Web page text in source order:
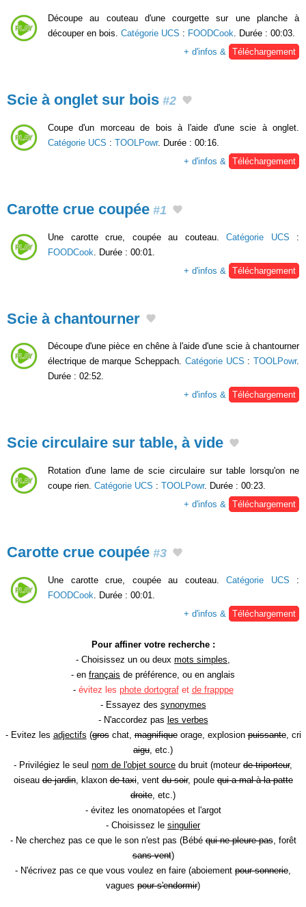
Découpe au couteau d'une courgette sur une planche à
découper en bois. Catégorie UCS : FOODCook. Durée : 00:03.
+ d'infos & Téléchargement
Scie à onglet sur bois #2
Coupe d'un morceau de bois à l'aide d'une scie à onglet.
Catégorie UCS : TOOLPowr. Durée : 00:16.
+ d'infos &
Téléchargement
Carotte crue coupée #1
Une carotte crue, coupée au couteau. Catégorie UCS :
FOODCook . Durée : 00:01.
+ d'infos &
Téléchargement
Scie à chantourner
Découpe d'une pièce en chêne à l'aide d'une scie à chantourner
électrique de marque Scheppach. Catégorie UCS :TOOLPowr.
Durée : 02:52.
+ d'infos & Téléchargement
Scie circulaire sur table, à vide
Rotation d'une lame de scie circulaire sur table lorsqu'on ne
coupe rien. Catégorie UCS : TOOLPowr. Durée : 00:23.
+ d'infos &
Téléchargement
Carotte crue coupée #3
Une carotte crue, coupée au couteau. Catégorie UCS :
FOODCook . Durée : 00:01.
+ d'infos &
Téléchargement
Pour affiner votre recherche :
- Choisissez un ou deux mots simples
- en français de préférence, ou en anglais
- évitez les phote dortografet de frapppe
- Essayez des synonymes
- N'accordez pas les verbes
- Evitez les adjectifs (groschat,magnifiqueorage, explosionpuissante, cri
aigu , etc.)
- Privilégiez le seul nom de l'objet source du bruit (moteur de triporteur,
oiseaude jardin, klaxonde taxi, ventdu soir, poulequi a mal à la patte
droite , etc.)
- évitez les onomatopées et l'argot
- Choisissez le singulier
- Ne cherchez pas ce que le son n'est pas (Bébéqui ne pleure pas, forêt
sans vent)
- N'écrivez pas ce que vous voulez en faire (aboiement pour sonnerie
vagues pour s'endormir)